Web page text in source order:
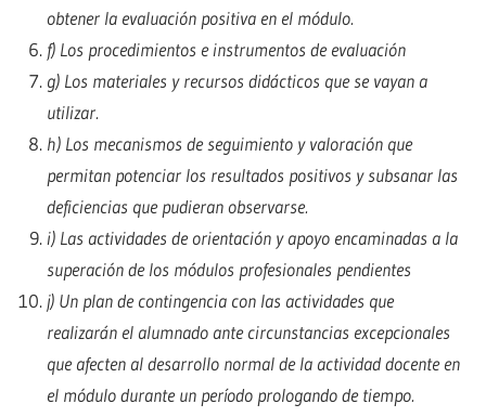
obtener la evaluación positiva en el módulo.
f) Los procedimientos e instrumentos de evaluación
g) Los materiales y recursos didácticos que se vayan a
utilizar.
h) Los mecanismos de seguimiento y valoración que
permitan potenciar los resultados positivos y subsanar las
deficiencias que pudieran observarse.
i) Las actividades de orientación y apoyo encaminadas a la
superación de los módulos profesionales pendientes
j) Un plan de contingencia con las actividades que
realizarán el alumnado ante circunstancias excepcionales
que afecten al desarrollo normal de la actividad docente en
el módulo durante un período prologando de tiempo.